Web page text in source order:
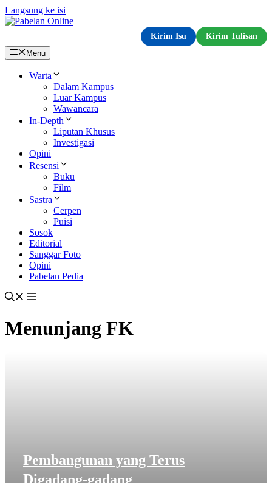
Langsung ke isi
Kirim Isu
Kirim Tulisan
Menu
Warta
Dalam Kampus
Luar Kampus
Wawancara
In-Depth
Liputan Khusus
Investigasi
Opini
Resensi
Buku
Film
Sastra
Cerpen
Puisi
Sosok
Editorial
Sanggar Foto
Opini
Pabelan Pedia
Menunjang FK
Pembangunan yang Terus
Digadang-gadang